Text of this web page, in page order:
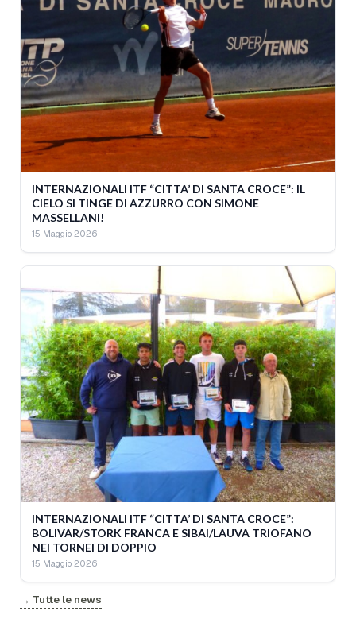
INTERNAZIONALI ITF “CITTA’ DI SANTA CROCE”: IL
CIELO SI TINGE DI AZZURRO CON SIMONE
MASSELLANI!
15 Maggio 2026
INTERNAZIONALI ITF “CITTA’ DI SANTA CROCE”:
BOLIVAR/STORK FRANCA E SIBAI/LAUVA TRIOFANO
NEI TORNEI DI DOPPIO
15 Maggio 2026
→ Tutte le news